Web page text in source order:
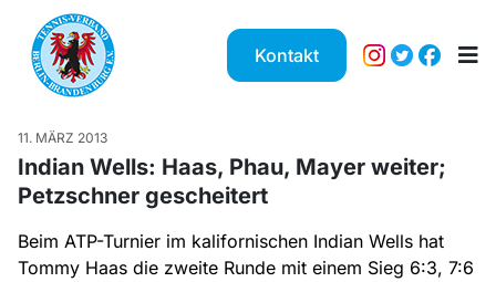
Kontakt
11. MÄRZ 2013
Indian Wells: Haas, Phau, Mayer weiter;
Petzschner gescheitert
Beim ATP-Turnier im kalifornischen Indian Wells hat
Tommy Haas die zweite Runde mit einem Sieg 6:3, 7:6